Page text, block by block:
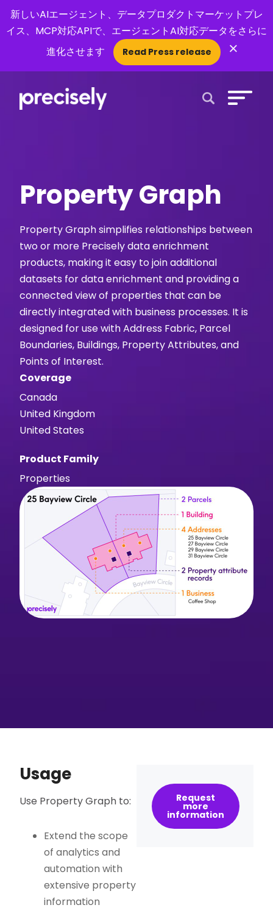
新しいAIエージェント、データプロダクトマーケットプレ
イス、MCP対応APIで、エージェントAI対応データをさらに
進化させます
Read Press release ×
Property Graph
Property Graph simplifies relationships between
two or more Precisely data enrichment
products, making it easy to join additional
datasets for data enrichment and providing a
connected view of properties that can be
directly integrated with business processes. It is
designed for use with Address Fabric, Parcel
Boundaries, Buildings, Property Attributes, and
Points of Interest.
Coverage
Canada
United Kingdom
United States
Product Family
Properties
Usage
Use Property Graph to:
Extend the scope
of analytics and
automation with
extensive property
information
Request
more
information